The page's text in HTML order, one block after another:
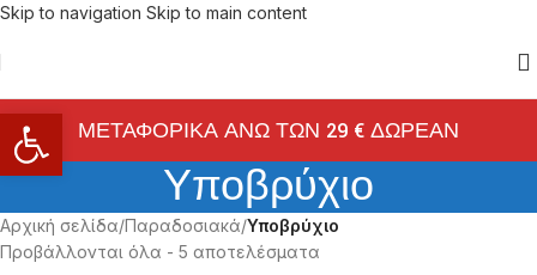
Skip to navigation Skip to main content
ΜΕΤΑΦΟΡΙΚΑ ΑΝΩ ΤΩΝ 29 € ΔΩΡΕΑΝ
Υποβρύχιο
Αρχική σελίδα/Παραδοσιακά/Υποβρύχιο
Προβάλλονται όλα - 5 αποτελέσματα
Ανοίξτε τη γραμμή εργαλείων